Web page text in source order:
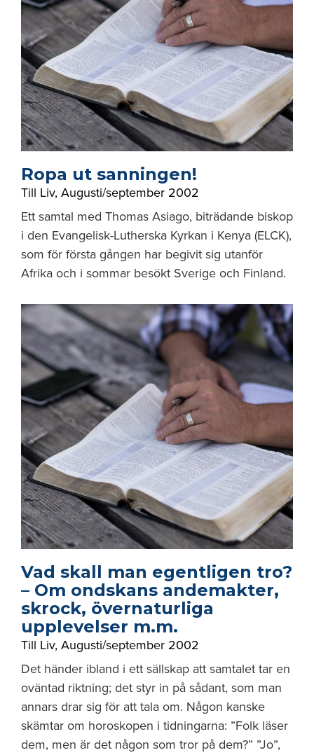
Ropa ut sanningen!
Till Liv, Augusti/september 2002
Ett samtal med Thomas Asiago, biträdande biskop
i den Evangelisk-Lutherska Kyrkan i Kenya (ELCK),
som för första gången har begivit sig utanför
Afrika och i sommar besökt Sverige och Finland.
Vad skall man egentligen tro?
– Om ondskans andemakter,
skrock, övernaturliga
upplevelser m.m.
Till Liv, Augusti/september 2002
Det händer ibland i ett sällskap att samtalet tar en
oväntad riktning; det styr in på sådant, som man
annars drar sig för att tala om. Någon kanske
skämtar om horoskopen i tidningarna: ”Folk läser
dem, men är det någon som tror på dem?” ”Jo”,